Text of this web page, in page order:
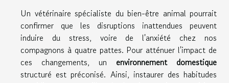
Un vétérinaire spécialiste du bien-être animal pourrait
confirmer que les disruptions inattendues peuvent
induire du stress, voire de l'anxiété chez nos
compagnons à quatre pattes. Pour atténuer l'impact de
ces changements, un environnement domestique
structuré est préconisé. Ainsi, instaurer des habitudes